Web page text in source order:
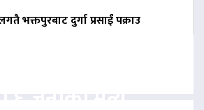
भक्तपुरबाट दुर्गा प्रसाईं पक्राउ